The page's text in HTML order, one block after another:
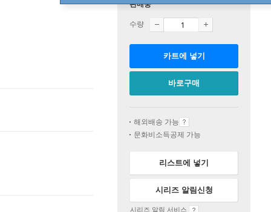
판매중
수량
카트에 넣기
바로구매
해외배송 가능
문화비소득공제 가능
리스트에 넣기
시리즈 알림신청
시리즈 알림 서비스